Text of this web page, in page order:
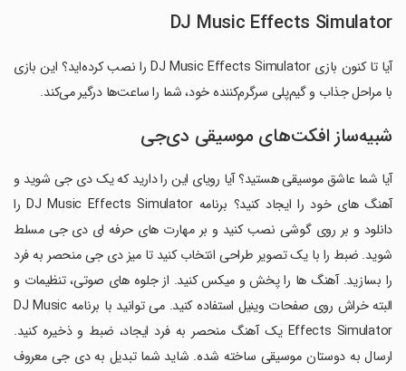
DJ Music Effects Simulator
آیا تا کنون بازی DJ Music Effects Simulator را نصب کرده‌اید؟ این بازی
با مراحل جذاب و گیم‌پلی سرگرم‌کننده خود، شما را ساعت‌ها درگیر می‌کند.
شبیه‌ساز افکت‌های موسیقی دی‌جی
آیا شما عاشق موسیقی هستید؟ آیا رویای این را دارید که یک دی جی شوید و
آهنگ های خود را ایجاد کنید؟ برنامه DJ Music Effects Simulator را
دانلود و بر روی گوشی نصب کنید و بر مهارت های حرفه ای دی جی مسلط
شوید. ضبط را با یک تصویر طراحی انتخاب کنید تا میز دی جی منحصر به فرد
را بسازید. آهنگ ها را پخش و میکس کنید. از جلوه های صوتی، تنظیمات و
البته خراش روی صفحات وینیل استفاده کنید. می توانید با برنامه DJ Music
Effects Simulator یک آهنگ منحصر به فرد ایجاد، ضبط و ذخیره کنید.
ارسال به دوستان موسیقی ساخته شده. شاید شما تبدیل به دی جی معروف